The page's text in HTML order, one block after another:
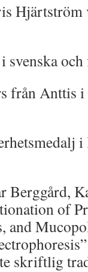
svenska
från Anttis
Berggård,
of
and
skriftlig